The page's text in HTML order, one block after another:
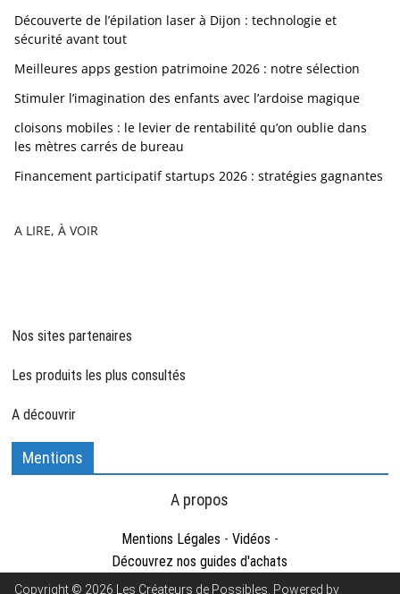
Découverte de l’épilation laser à Dijon : technologie et
sécurité avant tout
Meilleures apps gestion patrimoine 2026 : notre sélection
Stimuler l’imagination des enfants avec l’ardoise magique
cloisons mobiles : le levier de rentabilité qu’on oublie dans
les mètres carrés de bureau
Financement participatif startups 2026 : stratégies gagnantes
A LIRE, À VOIR
Nos sites partenaires
Les produits les plus consultés
A découvrir
Mentions
A propos
Mentions Légales - Vidéos -
Découvrez nos guides d'achats
Copyright © 2026 Les Créateurs de Possibles . Powered by